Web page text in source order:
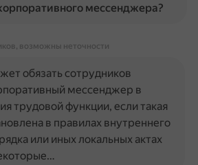
мессенджера?
возможны неточности
обязать сотрудников
мессенджер в
трудовой функции, если такая
в правилах внутреннего
или иных локальных актах